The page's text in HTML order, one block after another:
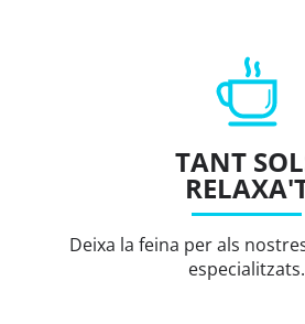
TANT
Deixa la feina per als
especialitzats.